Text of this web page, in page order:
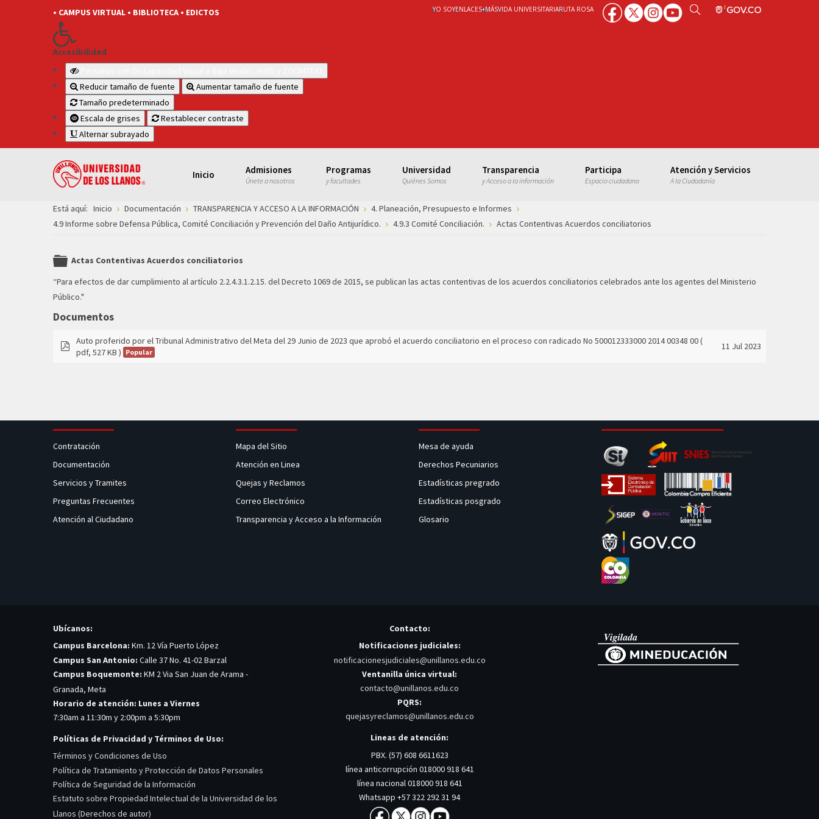
• CAMPUS VIRTUAL • BIBLIOTECA • EDICTOS
Accesibilidad
Reducir tamaño de fuente
Aumentar tamaño de fuente
Tamaño predeterminado
Escala de grises
Restablecer contraste
Alternar subrayado
YO SOYENLACES+MÁSVIDA UNIVERSITARIARUTA ROSA
Inicio Admisiones
Únete a nosotros
Programas
y facultades
Universidad
Quiénes Somos
Transparencia
y Acceso a la información
Participa
Espacio ciudadano
Atención y Servicios
A la Ciudadanía
Está aquí: Inicio Documentación TRANSPARENCIA Y ACCESO A LA INFORMACIÓN
4. Planeación, Presupuesto e Informes
4.9 Informe sobre Defensa Pública, Comité Conciliación y Prevención del Daño Antijurídico.
4.9.3 Comité Conciliación. Actas Contentivas Acuerdos conciliatorios
folder
Actas Contentivas Acuerdos conciliatorios
“Para efectos de dar cumplimiento al artículo 2.2.4.3.1.2.15. del Decreto 1069 de 2015, se publican las actas contentivas de los acuerdos conciliatorios celebrados ante los agentes del Ministerio
Público."
Documentos
pdf
Auto proferido por el Tribunal Administrativo del Meta del 29 Junio de 2023 que aprobó el acuerdo conciliatorio en el proceso con radicado No 500012333000 2014 00348 00(
pdf, 527 KB ) Popular
11 Jul 2023
Contratación
Documentación
Servicios y Tramites
Preguntas Frecuentes
Atención al Ciudadano
Mapa del Sitio
Atención en Linea
Quejas y Reclamos
Correo Electrónico
Transparencia y Acceso a la Información
Mesa de ayuda
Derechos Pecuniarios
Estadísticas pregrado
Estadísticas posgrado
Glosario
Ubícanos:
Campus Barcelona: Km. 12 Vía Puerto López
Campus San Antonio: Calle 37 No. 41-02 Barzal
Campus Boquemonte: KM 2 Via San Juan de Arama -
Granada, Meta
Horario de atención: Lunes a Viernes
7:30am a 11:30m y 2:00pm a 5:30pm
Políticas de Privacidad y Términos de Uso:
Términos y Condiciones de Uso
Política de Tratamiento y Protección de Datos Personales
Política de Seguridad de la Información
Estatuto sobre Propiedad Intelectual de la Universidad de los
Llanos (Derechos de autor)
Contacto:
Notificaciones judiciales:
notificacionesjudiciales@unillanos.edu.co
Ventanilla única virtual:
contacto@unillanos.edu.co
PQRS:
quejasyreclamos@unillanos.edu.co
Lineas de atención:
PBX. (57) 608 6611623
línea anticorrupción 018000 918 641
línea nacional 018000 918 641
Whatsapp +57 322 292 31 94